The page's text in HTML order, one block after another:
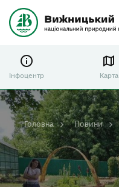
Інфоцентр Карта
Головна Новини